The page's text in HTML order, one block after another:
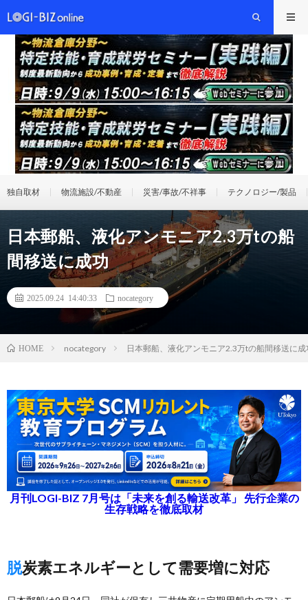
独自取材 物流施設/不動産 災害/事故/不祥事 テクノロジー/製品
日本郵船、液化アンモニア2.3万tの船
間移送に成功
2025.09.24 14:40:33 nocategory
HOME nocategory 日本郵船、液化アンモニア2.3万tの船間移送に成
月刊LOGI-BIZ 7月号は「未来を創る輸送改革」 先行企業の
生存戦略を徹底取材
脱炭素エネルギーとして需要増に対応